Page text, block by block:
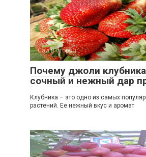
Сад и огород
Почему джоли
сочный и нежный дар
Клубника – это одно из самых
растений. Ее нежный вкус и аромат